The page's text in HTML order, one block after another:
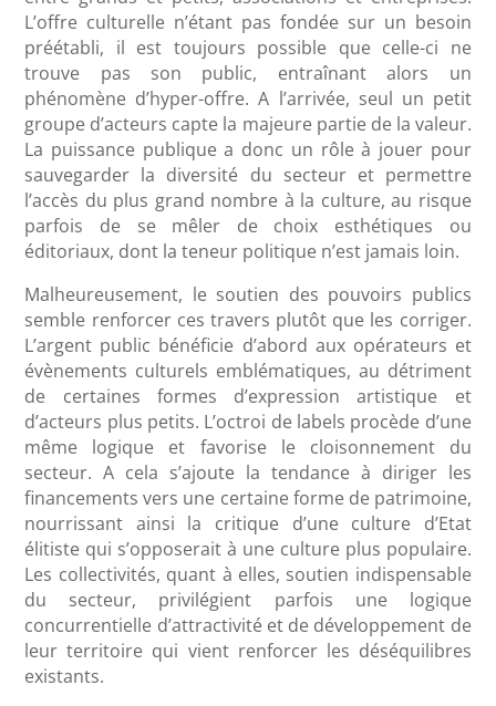
L’offre culturelle n’étant pas fondée sur un besoin
préétabli, il est toujours possible que celle-ci ne
trouve pas son public, entraînant alors un
phénomène d’hyper-offre. A l’arrivée, seul un petit
groupe d’acteurs capte la majeure partie de la valeur.
La puissance publique a donc un rôle à jouer pour
sauvegarder la diversité du secteur et permettre
l’accès du plus grand nombre à la culture, au risque
parfois de se mêler de choix esthétiques ou
éditoriaux, dont la teneur politique n’est jamais loin.
Malheureusement, le soutien des pouvoirs publics
semble renforcer ces travers plutôt que les corriger.
L’argent public bénéficie d’abord aux opérateurs et
évènements culturels emblématiques, au détriment
de certaines formes d’expression artistique et
d’acteurs plus petits. L’octroi de labels procède d’une
même logique et favorise le cloisonnement du
secteur. A cela s’ajoute la tendance à diriger les
financements vers une certaine forme de patrimoine,
nourrissant ainsi la critique d’une culture d’Etat
élitiste qui s’opposerait à une culture plus populaire.
Les collectivités, quant à elles, soutien indispensable
du secteur, privilégient parfois une logique
concurrentielle d’attractivité et de développement de
leur territoire qui vient renforcer les déséquilibres
existants.